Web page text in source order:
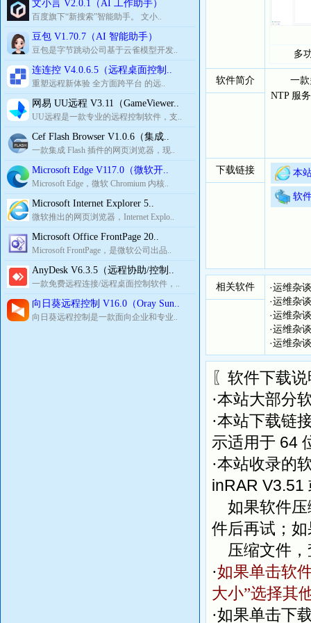
文小言 V2.0.1（AI 工作助手）
百度旗下“新搜索”智能助手。 文小..
豆包 V1.70.7（AI 智能助手）
豆包是字节跳动公司基于云雀模型开发..
连连控 V4.0.6.5（远程桌面控制..
重塑远程新体验 全方面跨平台 的远..
网易 UU远程 V3.11（GameViewer..
UU远程是一款专业的远程控制软件，支..
Cef Flash Browser V1.0.6（集成..
一款集成 Flash 插件的网页浏览器，现..
Microsoft Edge V117.0（微软开..
Microsoft Edge，微软 Chromium 内核..
Microsoft Internet Explorer 5..
微软推出的网页浏览器，Internet Explo..
Microsoft Office FrontPage 20..
Microsoft FrontPage，是微软公司出品..
AnyDesk V6.3.5（远程协助/控制..
一款免费远程连接/远程桌面控制软件，..
向日葵远程控制 V16.0（Oray Sun..
向日葵远程控制是一款面向企业和专业..
多
软件简介
一款多
NTP 服
下载链接 本
软
相关软件 ·运维杂
·运维杂
·运维杂
·运维杂
·运维杂
〖软件下载
·本站大部分
·本站下载链
示适用于 64
·本站收录的
inRAR V3.51
如果软件压
件后再试；
压缩文件，
·如果单击软
大小”选择其
·如果单击下